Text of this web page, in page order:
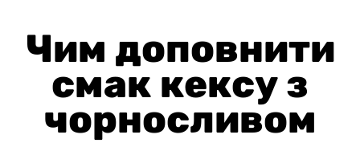
Чим доповнити
смак кексу з
чорносливом